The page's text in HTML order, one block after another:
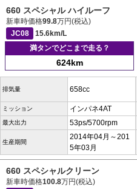
660 スペシャル ハイルーフ
新車時価格99.8万円(税込)
JC08
15.6km/L
満タンでどこまで走る？
624km
排気量 658cc
ミッション インパネ4AT
最大出力 53ps/5700rpm
生産期間
2014年04月～201
5年03月
660 スペシャルクリーン
新車時価格100.8万円(税込)